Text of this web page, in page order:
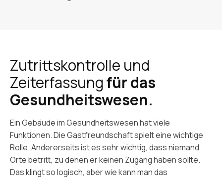
Zutrittskontrolle und
Zeiterfassungfür das
Gesundheitswesen.
Ein Gebäude im Gesundheitswesen hat viele
Funktionen. Die Gastfreundschaft spielt eine wichtige
Rolle. Andererseits ist es sehr wichtig, dass niemand
Orte betritt, zu denen er keinen Zugang haben sollte.
Das klingt so logisch, aber wie kann man das